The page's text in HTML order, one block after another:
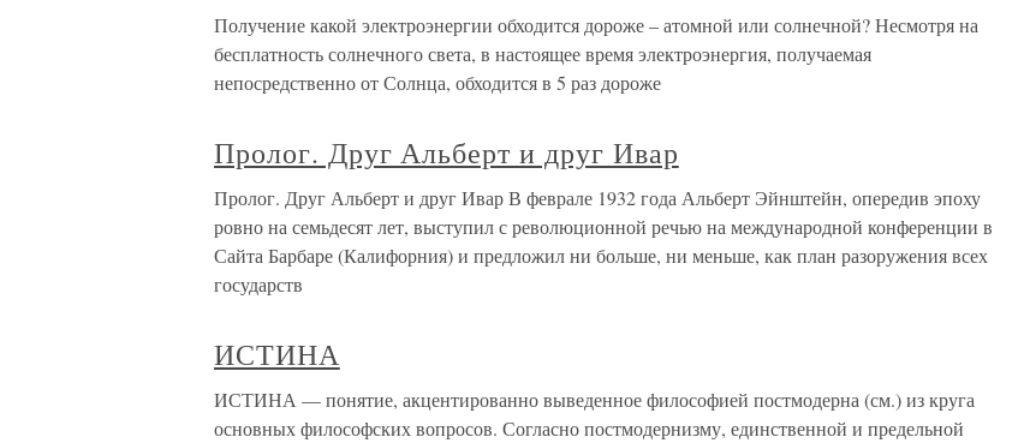
Получение какой электроэнергии обходится дороже – атомной или солнечной? Несмотря на
бесплатность солнечного света, в настоящее время электроэнергия, получаемая
непосредственно от Солнца, обходится в 5 раз дороже
Пролог. Друг Альберт и друг Ивар
Пролог. Друг Альберт и друг Ивар В феврале 1932 года Альберт Эйнштейн, опередив эпоху
ровно на семьдесят лет, выступил с революционной речью на международной конференции в
Сайта Барбаре (Калифорния) и предложил ни больше, ни меньше, как план разоружения всех
государств
ИСТИНА
ИСТИНА — понятие, акцентированно выведенное философией постмодерна (см.) из круга
основных философских вопросов. Согласно постмодернизму, единственной и предельной